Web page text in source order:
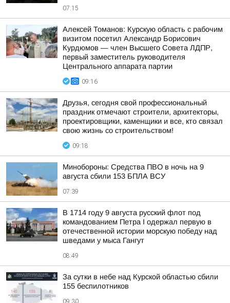
07:15
Алексей Томанов: Курскую область с рабочим
визитом посетил Александр Борисович
Курдюмов — член Высшего Совета ЛДПР,
первый заместитель руководителя
Центрального аппарата партии
09:16
Друзья, сегодня свой профессиональный
праздник отмечают строители, архитекторы,
проектировщики, каменщики и все, кто связал
свою жизнь со строительством!
09:18
Минобороны: Средства ПВО в ночь на 9
августа сбили 153 БПЛА ВСУ
07:39
В 1714 году 9 августа русский флот под
командованием Петра I одержал первую в
отечественной истории морскую победу над
шведами у мыса Гангут
08:49
За сутки в небе над Курской областью сбили
155 беспилотников
09:30